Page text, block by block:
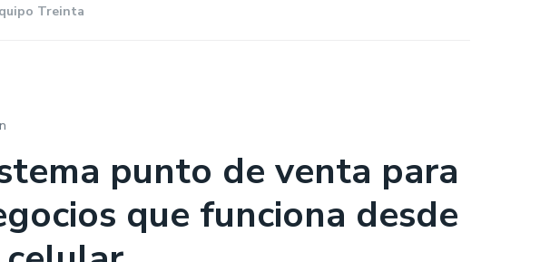
Treinta
punto de venta para
que funciona desde